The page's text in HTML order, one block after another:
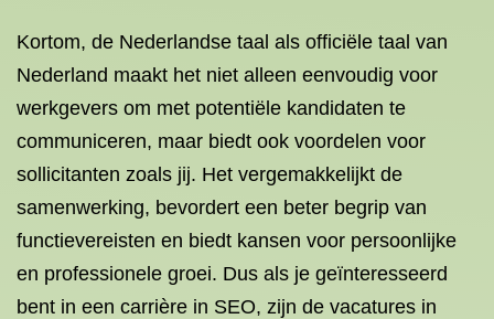
Kortom, de Nederlandse taal als officiële taal van
Nederland maakt het niet alleen eenvoudig voor
werkgevers om met potentiële kandidaten te
communiceren, maar biedt ook voordelen voor
sollicitanten zoals jij. Het vergemakkelijkt de
samenwerking, bevordert een beter begrip van
functievereisten en biedt kansen voor persoonlijke
en professionele groei. Dus als je geïnteresseerd
bent in een carrière in SEO, zijn de vacatures in